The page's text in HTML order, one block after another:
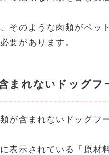
そのような肉類がペッ
要があります。
まれないドッグフ
が含まれないドッグフ
表示されている「原材